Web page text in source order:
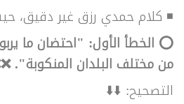
◾ كلام حمدي رزق غير دقيق،
من مختلف البلدان المنكوبة".
التصحيح: ⬇️⬇️